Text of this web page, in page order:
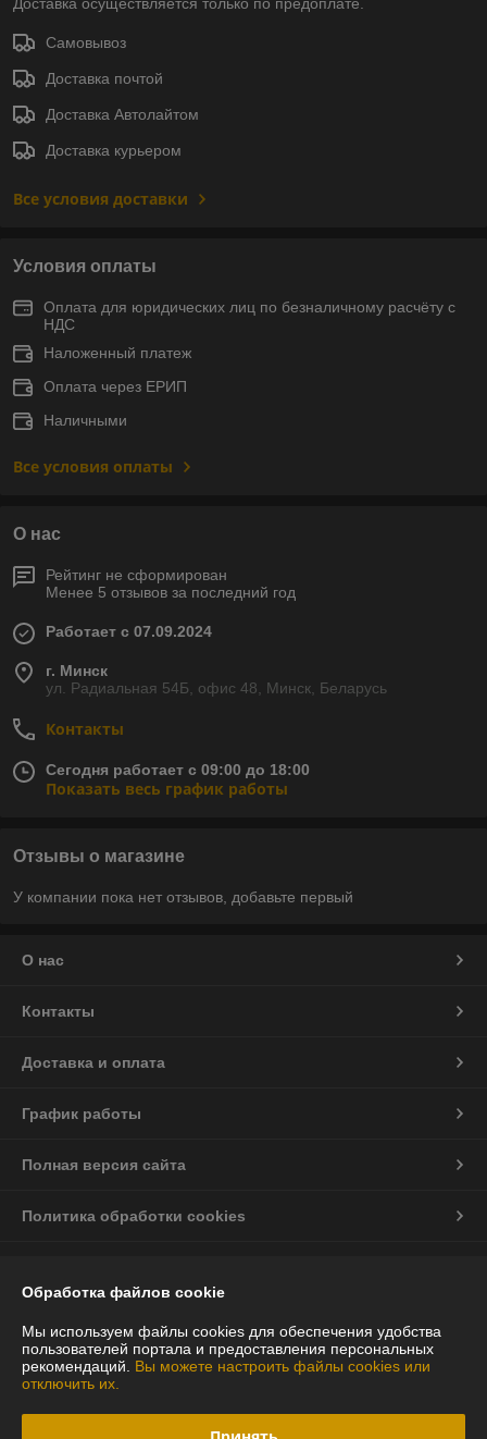
Самовывоз
Доставка почтой
Доставка Автолайтом
Доставка курьером
Все условия доставки
Условия оплаты
Оплата для юридических лиц по безналичному расчёту с
НДС
Наложенный платеж
Оплата через ЕРИП
Наличными
Все условия оплаты
О нас
Рейтинг не сформирован
Менее 5 отзывов за последний год
Работает с 07.09.2024
г. Минск
ул. Радиальная 54Б, офис 48, Минск, Беларусь
Контакты
Сегодня работает с 09:00 до 18:00
Показать весь график работы
Отзывы о магазине
У компании пока нет отзывов, добавьте первый
О нас
Контакты
Доставка и оплата
График работы
Полная версия сайта
Политика обработки cookies
Информация для покупателя
Юридическое лицо: ООО "Випогард"
220070, г. Минск, ул. Радиальная, 54 Б, помещение 48
Обработка файлов cookie
Мы используем файлы cookies для обеспечения удобства
пользователей портала и предоставления персональных
рекомендаций. Вы можете настроить файлы cookies или
отключить их.